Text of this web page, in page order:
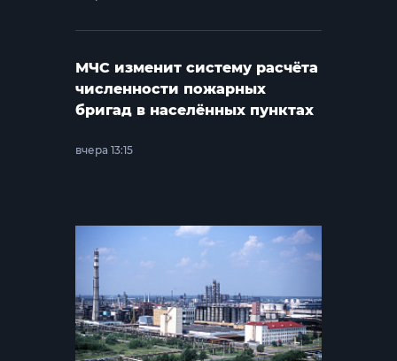
МЧС изменит систему расчёта
численности пожарных
бригад в населённых пунктах
вчера 13:15